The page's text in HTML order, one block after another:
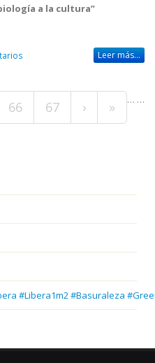
a la cultura”
Leer más...
…
66 67 …
› »
#Libera1m2 #Basuraleza